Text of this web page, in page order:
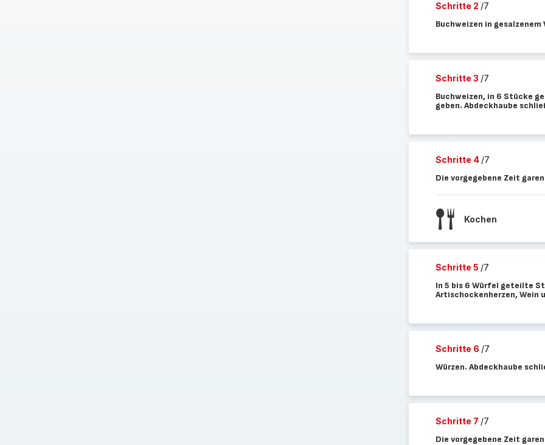
Schritte 2 /7
Buchweizen in
Schritte 3 /7
Buchweizen, in 6 Stücke
geben. Abdeckhaube
Schritte 4 /7
Die vorgegebene Zeit
Kochen
Schritte 5 /7
In 5 bis 6 Würfel geteilte
Artischockenherzen, Wein
Schritte 6 /7
Würzen. Abdeckhaube
Schritte 7 /7
Die vorgegebene Zeit